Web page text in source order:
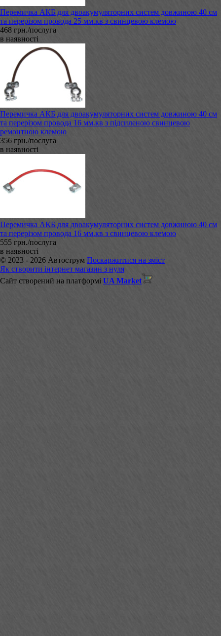
Перемичка АКБ для двоакумуляторних систем довжиною 40 см
та перерізом провода 25 мм.кв з свинцевою клемою
468 грн./послуга
в наявності
Перемичка АКБ для двоакумуляторних систем довжиною 40 см
та перерізом провода 16 мм.кв з підсиленою свинцевою
ремонтною клемою
356 грн./послуга
в наявності
Перемичка АКБ для двоакумуляторних систем довжиною 40 см
та перерізом провода 16 мм.кв з свинцевою клемою
555 грн./послуга
в наявності
© 2023 - 2026 Автострум Поскаржитися на зміст
Як створити інтернет магазин з нуля
Сайт створений на платформі UA Market